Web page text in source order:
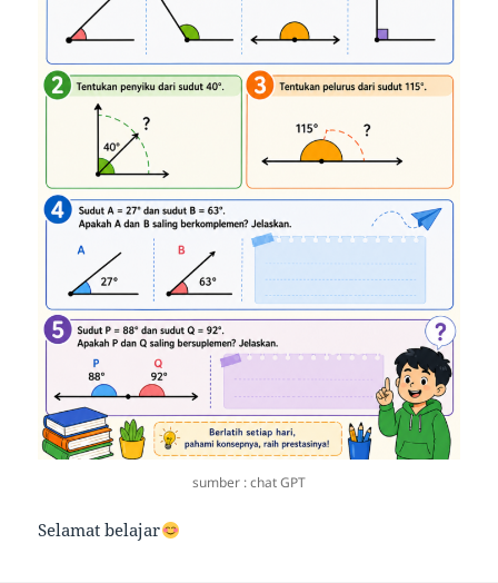
sumber : chat GPT
Selamat belajar